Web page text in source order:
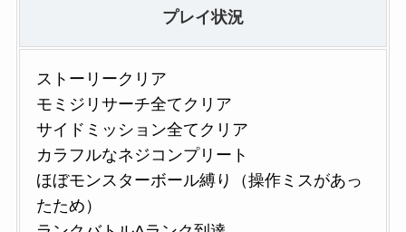
プレイ状況
ストーリークリア
モミジリサーチ全てクリア
サイドミッション全てクリア
カラフルなネジコンプリート
ほぼモンスターボール縛り（操作ミスがあっ
たため）